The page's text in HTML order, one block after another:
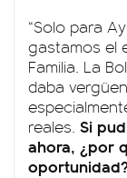
“Solo para
gastamos el
Familia. La
daba
reales. Si
ahora, ¿por